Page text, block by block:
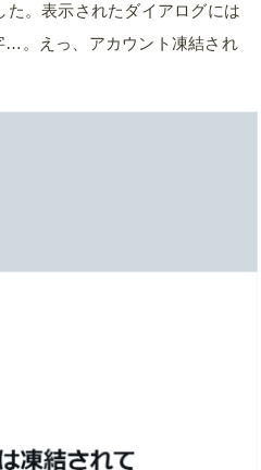
た。表示されたダイアログには
…。えっ、アカウント凍結され